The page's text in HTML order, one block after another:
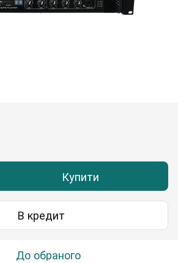
Купити
В кредит
До обраного